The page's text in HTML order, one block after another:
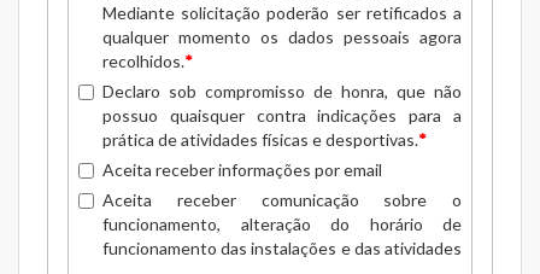
Mediante solicitação poderão ser retificados a
qualquer momento os dados pessoais agora
recolhidos.*
Declaro sob compromisso de honra, que não
possuo quaisquer contra indicações para a
prática de atividades físicas e desportivas.*
Aceita receber informações por email
Aceita receber comunicação sobre o
funcionamento, alteração do horário de
funcionamento das instalações e das atividades